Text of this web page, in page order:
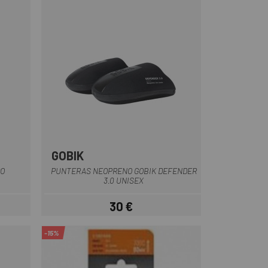
GOBIK
PUNTERAS NEOPRENO GOBIK DEFENDER
3.0 UNISEX
Precio
30 €
-15%